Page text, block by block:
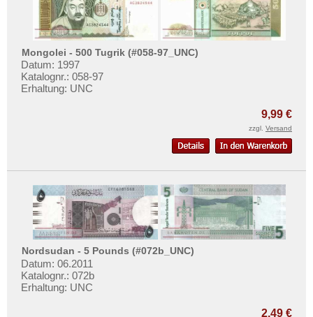
Vietnam
Vietnam Süd
Mongolei - 500 Tugrik (#058-97_UNC)
Datum: 1997
Katalognr.: 058-97
Erhaltung: UNC
9,99 €
zzgl. Versand
Nordsudan - 5 Pounds (#072b_UNC)
Datum: 06.2011
Katalognr.: 072b
Erhaltung: UNC
2,49 €